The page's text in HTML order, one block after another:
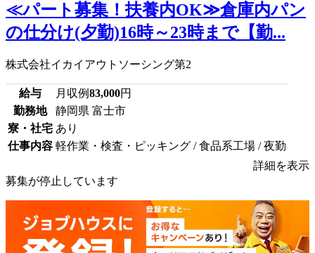
≪パート募集！扶養内OK≫倉庫内パン
の仕分け(夕勤)16時～23時まで【勤...
株式会社イカイアウトソーシング第2
給与 月収例83,000円
勤務地
静岡県 富士市
寮・社宅 あり
仕事内容 軽作業・検査・ピッキング / 食品系工場 / 夜勤
詳細を表示
募集が停止しています